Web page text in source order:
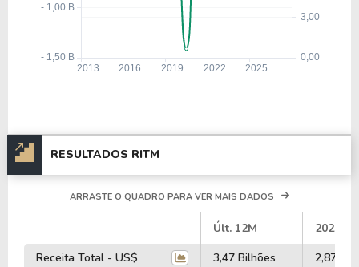
RESULTADOS RITM
ARRASTE O QUADRO PARA VER MAIS DADOS
Últ. 12M
2025
Receita Total - US$
3,47 Bilhões
2,87